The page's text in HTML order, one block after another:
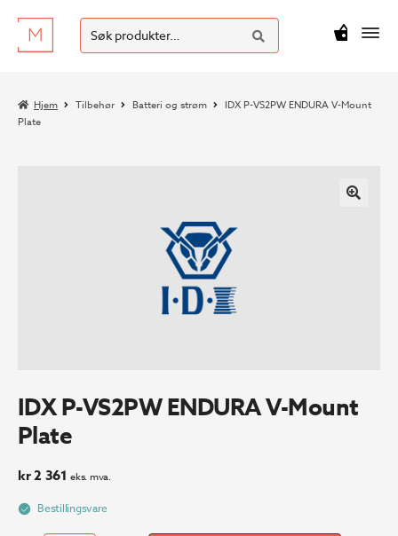
Hopp
til
Hopp
til
Søk
etter:
SØK
kr0
Hjem Tilbehør Batteri og strøm
IDX P-VS2PW ENDURA V-Mount
Plate
IDX P-VS2PW ENDURA V-Mount
Plate
kr2 361 eks. mva.
Bestillingsvare